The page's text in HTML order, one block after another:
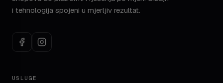
i tehnologija spojeni u mjerljiv rezultat.
USLUGE